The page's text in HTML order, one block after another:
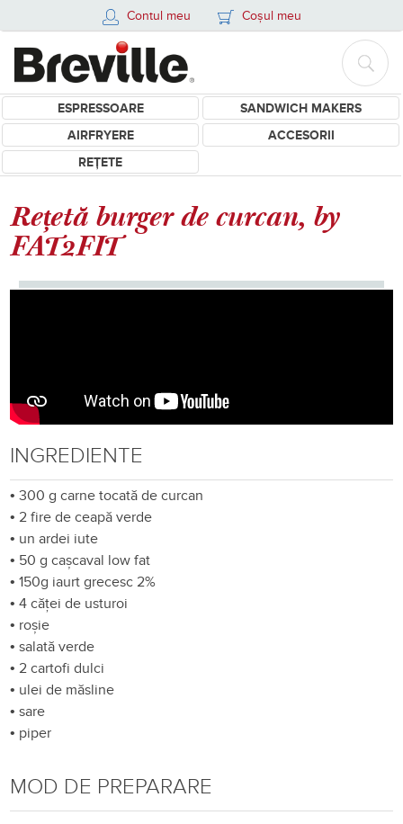
Contul meu Coșul meu
ESPRESSOARE
SANDWICH MAKERS
AIRFRYERE
ACCESORII
REȚETE
Rețetă burger de curcan, by
FAT2FIT
INGREDIENTE
•300 g carne tocată de curcan
• 2 fire de ceapă verde
• un ardei iute
• 50 g cașcaval low fat
•150g iaurt grecesc 2%
•4 căței de usturoi
• roșie
•salată verde
• 2 cartofi dulci
• ulei de măsline
•sare
• piper
MOD DE PREPARARE